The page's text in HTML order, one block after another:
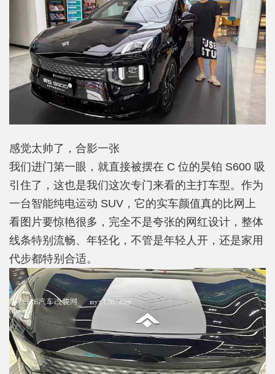
感觉太帅了，合影一张
我们进门第一眼，就直接被摆在 C 位的昊铂 S600 吸
引住了，这也是我们这次专门来看的主打车型。作为
一台智能纯电运动 SUV，它的实车颜值真的比网上
看图片要惊艳很多，完全不是夸张的网红设计，整体
线条特别流畅、年轻化，不管是年轻人开，还是家用
代步都特别合适。